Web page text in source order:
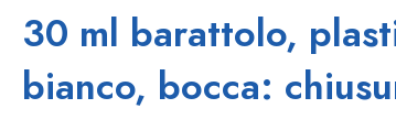
Contenitori per alimenti
Stoviglie
Bottiglie per
Bottiglie
30 ml barattolo,
bianco, bocca: